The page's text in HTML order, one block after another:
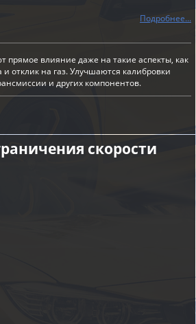
Подробнее...
влияние даже на такие аспекты, как
отклик на газ. Улучшаются калибровки
и других компонентов.
скорости